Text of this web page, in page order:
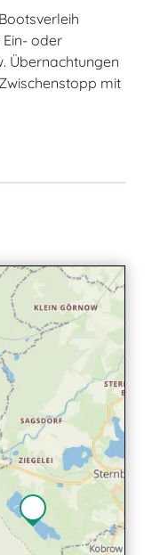
oder
Übernachtungen
mit